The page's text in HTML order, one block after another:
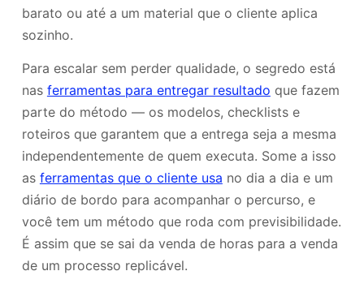
barato ou até a um material que o cliente aplica
sozinho.
Para escalar sem perder qualidade, o segredo está
nas ferramentas para entregar resultado que fazem
parte do método — os modelos, checklists e
roteiros que garantem que a entrega seja a mesma
independentemente de quem executa. Some a isso
as ferramentas que o cliente usa no dia a dia e um
diário de bordo para acompanhar o percurso, e
você tem um método que roda com previsibilidade.
É assim que se sai da venda de horas para a venda
de um processo replicável.